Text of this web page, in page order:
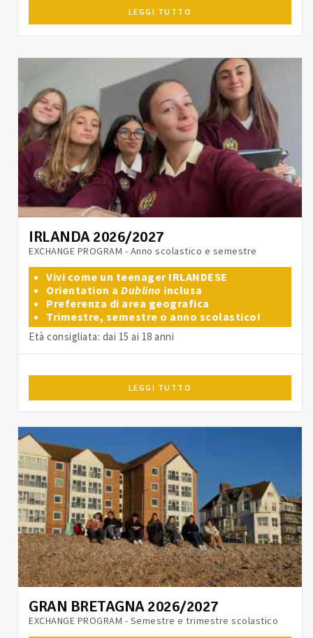
LEGGI TUTTO
IRLANDA 2026/2027
EXCHANGE PROGRAM - Anno scolastico e semestre
Vivi come un teenager IRLANDESE
Orientation a Dublino inclusa
Preferenza di area geografica
Trimestre, semestre o anno scolastico!
Età consigliata: dai 15 ai 18 anni
LEGGI TUTTO
GRAN BRETAGNA 2026/2027
EXCHANGE PROGRAM - Semestre e trimestre scolastico